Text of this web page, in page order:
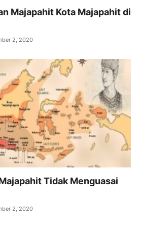
Majapahit Kota Majapahit di
2, 2020
Tidak Menguasai
2, 2020